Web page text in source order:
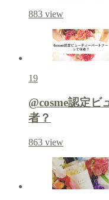
883 view
19
@cosme認定
者？
863 view